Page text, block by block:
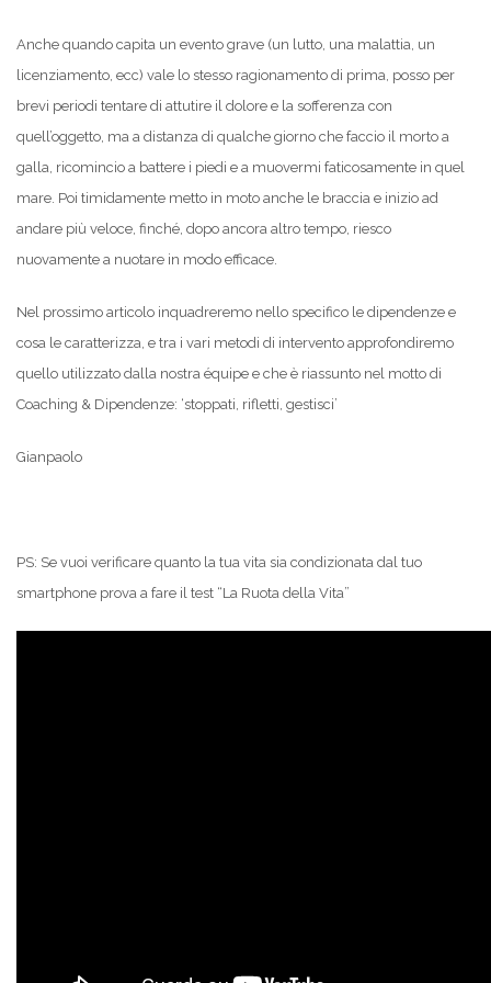
Anche quando capita un evento grave (un lutto, una malattia, un
licenziamento, ecc) vale lo stesso ragionamento di prima, posso per
brevi periodi tentare di attutire il dolore e la sofferenza con
quell’oggetto, ma a distanza di qualche giorno che faccio il morto a
galla, ricomincio a battere i piedi e a muovermi faticosamente in quel
mare. Poi timidamente metto in moto anche le braccia e inizio ad
andare più veloce, finché, dopo ancora altro tempo, riesco
nuovamente a nuotare in modo efficace.
Nel prossimo articolo inquadreremo nello specifico le dipendenze e
cosa le caratterizza, e tra i vari metodi di intervento approfondiremo
quello utilizzato dalla nostra équipe e che è riassunto nel motto di
Coaching & Dipendenze: ‘stoppati, rifletti, gestisci’
Gianpaolo
PS: Se vuoi verificare quanto la tua vita sia condizionata dal tuo
smartphone prova a fare il test “La Ruota della Vita”